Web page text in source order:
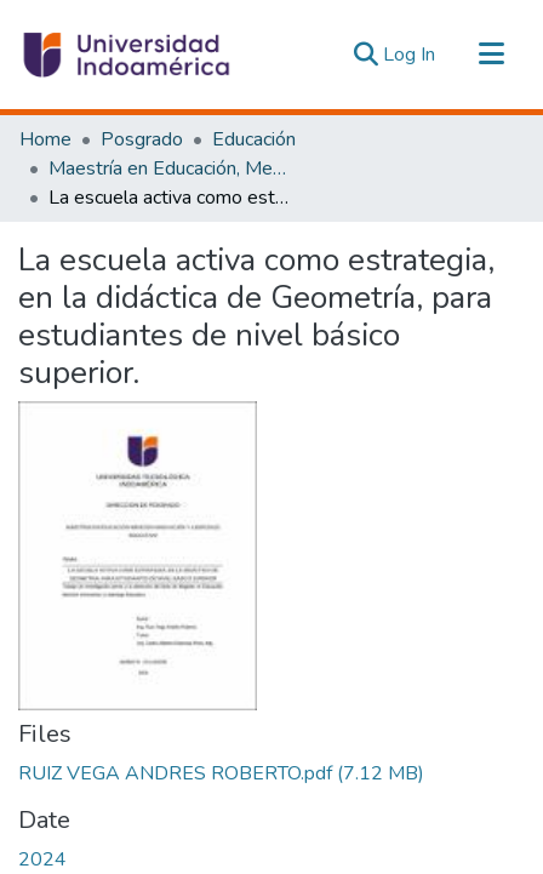
Log In (current)
Communities & Collections
All of DSpace
Statistics
Home Posgrado
Educación
Maestría en Educación, Mención Innovación y Liderazgo Educativo
La escuela activa como estrategia, en la didáctica de Geometría, para estudiantes de nivel básico superior.
La escuela activa como estrategia,
en la didáctica de Geometría, para
estudiantes de nivel básico
superior.
Files
RUIZ VEGA ANDRES ROBERTO.pdf(7.12 MB)
Date
2024